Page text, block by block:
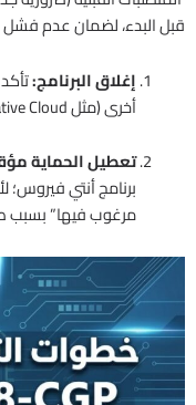
قبل البدء، لضمان عدم فشل
إغلاق البرنامج:
أخرى (مثل Creative Cloud) من “Task Manager”.
تعطيل الحماية
برنامج أنتي فيروس؛
مرغوب فيها” بسبب